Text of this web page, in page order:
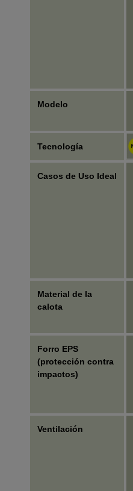
Modelo
Tecnología
Casos de Uso Ideal
Material de la
calota
Forro EPS
(protección contra
impactos)
Ventilación